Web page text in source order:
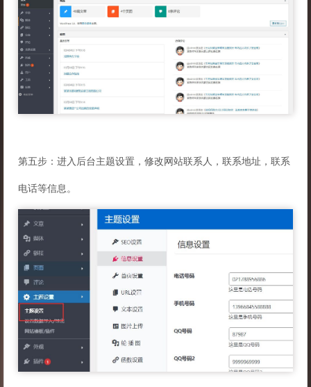
第五步：进入后台主题设置，修改网站联系人，联系地址，联系
电话等信息。